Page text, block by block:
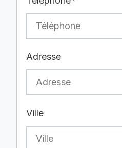
Adresse
Ville